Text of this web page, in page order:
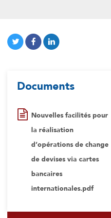
Documents
Nouvelles facilités pour
la réalisation
d’opérations de change
de devises via cartes
bancaires
internationales.pdf